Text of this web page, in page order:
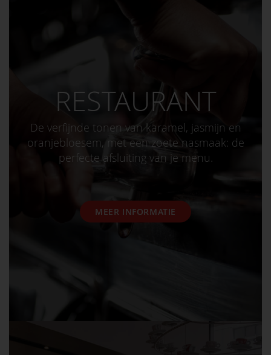
RESTAURANT
De verfijnde tonen van karamel, jasmijn en
oranjebloesem, met een zoete nasmaak: de
perfecte afsluiting van je menu.
MEER INFORMATIE